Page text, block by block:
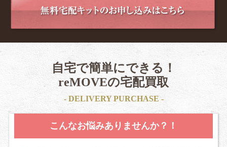
自宅で簡単にできる！
reMOVEの宅配買取
- DELIVERY PURCHASE -
こんなお悩みありませんか？！